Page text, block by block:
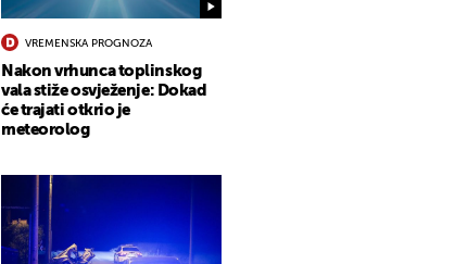
VREMENSKA PROGNOZA
Nakon vrhunca toplinskog
vala stiže osvježenje: Dokad
će trajati otkrio je
meteorolog